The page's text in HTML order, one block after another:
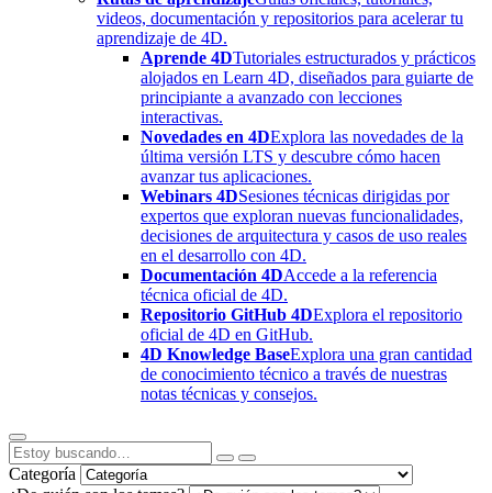
videos, documentación y repositorios para acelerar tu
aprendizaje de 4D.
Aprende 4DTutoriales estructurados y prácticos
alojados en Learn 4D, diseñados para guiarte de
principiante a avanzado con lecciones
interactivas.
Novedades en 4DExplora las novedades de la
última versión LTS y descubre cómo hacen
avanzar tus aplicaciones.
Webinars 4DSesiones técnicas dirigidas por
expertos que exploran nuevas funcionalidades,
decisiones de arquitectura y casos de uso reales
en el desarrollo con 4D.
Documentación 4DAccede a la referencia
técnica oficial de 4D.
Repositorio GitHub 4DExplora el repositorio
oficial de 4D en GitHub.
4D Knowledge BaseExplora una gran cantidad
de conocimiento técnico a través de nuestras
notas técnicas y consejos.
Categoría